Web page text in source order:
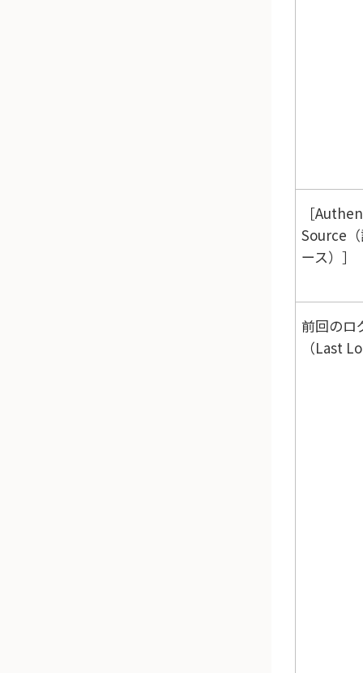
［
Source
ース）］
前回のロ
（Last